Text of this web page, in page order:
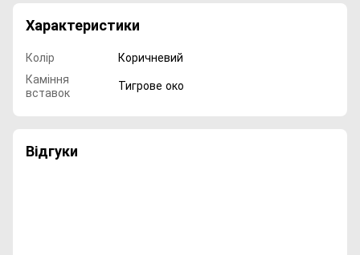
Характеристики
Колір
Коричневий
Каміння
вставок
Тигрове око
Відгуки